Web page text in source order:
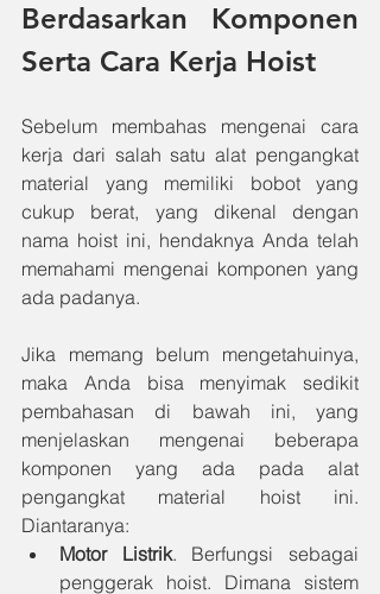
Berdasarkan Komponen
Serta Cara Kerja Hoist
Sebelum membahas mengenai cara
kerja dari salah satu alat pengangkat
material yang memiliki bobot yang
cukup berat, yang dikenal dengan
nama hoist ini, hendaknya Anda telah
memahami mengenai komponen yang
ada padanya.
Jika memang belum mengetahuinya,
maka Anda bisa menyimak sedikit
pembahasan di bawah ini, yang
menjelaskan mengenai beberapa
komponen yang ada pada alat
pengangkat material hoist ini.
Diantaranya:
Motor Listrik. Berfungsi sebagai
penggerak hoist. Dimana sistem